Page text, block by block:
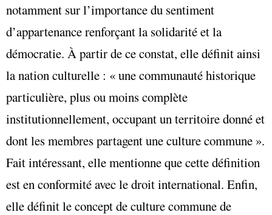
notamment sur l’importance du sentiment
d’appartenance renforçant la solidarité et la
démocratie. À partir de ce constat, elle définit ainsi
la nation culturelle : « une communauté historique
particulière, plus ou moins complète
institutionnellement, occupant un territoire donné et
dont les membres partagent une culture commune ».
Fait intéressant, elle mentionne que cette définition
est en conformité avec le droit international. Enfin,
elle définit le concept de culture commune de